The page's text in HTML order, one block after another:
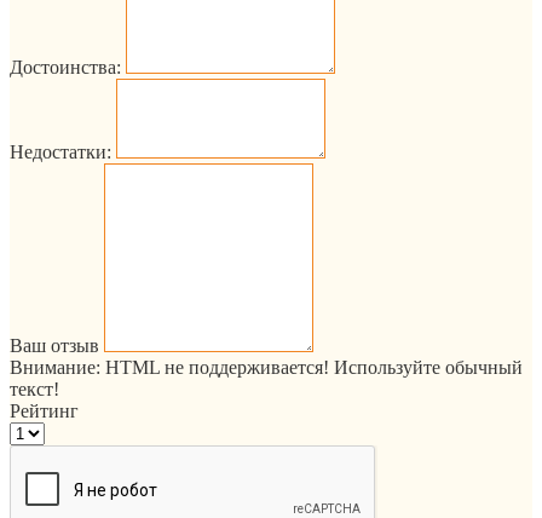
Достоинства:
Недостатки:
Ваш отзыв
Внимание: HTML не поддерживается! Используйте обычный
текст!
Рейтинг